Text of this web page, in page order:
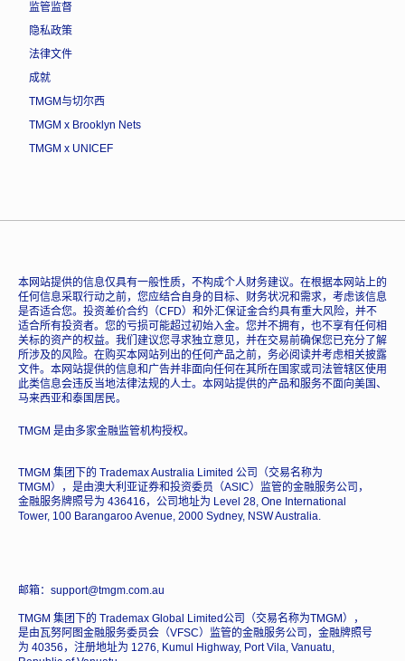
监管监督
隐私政策
法律文件
成就
TMGM与切尔西
TMGM x Brooklyn Nets
TMGM x UNICEF
本网站提供的信息仅具有一般性质，不构成个人财务建议。在根据本网站上的
任何信息采取行动之前，您应结合自身的目标、财务状况和需求，考虑该信息
是否适合您。投资差价合约（CFD）和外汇保证金合约具有重大风险，并不
适合所有投资者。您的亏损可能超过初始入金。您并不拥有，也不享有任何相
关标的资产的权益。我们建议您寻求独立意见，并在交易前确保您已充分了解
所涉及的风险。在购买本网站列出的任何产品之前，务必阅读并考虑相关披露
文件。本网站提供的信息和广告并非面向任何在其所在国家或司法管辖区使用
此类信息会违反当地法律法规的人士。本网站提供的产品和服务不面向美国、
马来西亚和泰国居民。
TMGM 是由多家金融监管机构授权。
TMGM 集团下的 Trademax Australia Limited 公司（交易名称为
TMGM），是由澳大利亚证券和投资委员（ASIC）监管的金融服务公司，
金融服务牌照号为 436416，公司地址为 Level 28, One International
Tower, 100 Barangaroo Avenue, 2000 Sydney, NSW Australia.
邮箱：support@tmgm.com.au
TMGM 集团下的 Trademax Global Limited公司（交易名称为TMGM），
是由瓦努阿图金融服务委员会（VFSC）监管的金融服务公司，金融牌照号
为 40356，注册地址为 1276, Kumul Highway, Port Vila, Vanuatu,